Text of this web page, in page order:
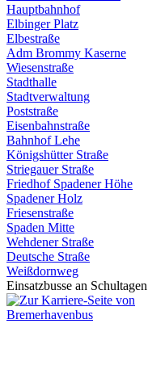
Hauptbahnhof
Elbinger Platz
Elbestraße
Adm Brommy Kaserne
Wiesenstraße
Stadthalle
Stadtverwaltung
Poststraße
Eisenbahnstraße
Bahnhof Lehe
Königshütter Straße
Striegauer Straße
Friedhof Spadener Höhe
Spadener Holz
Friesenstraße
Spaden Mitte
Wehdener Straße
Deutsche Straße
Weißdornweg
Einsatzbusse an Schultagen